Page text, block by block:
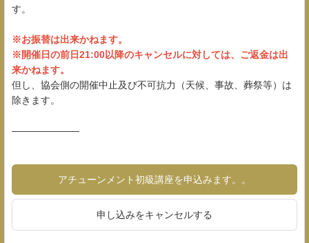
す。
※お振替は出来かねます。
※開催日の前日21:00以降のキャンセルに対しては、ご返金は出
来かねます。
但し、協会側の開催中止及び不可抗力（天候、事故、葬祭等）は
除きます。
―――――――
アチューンメント初級講座を申込みます。。
申し込みをキャンセルする